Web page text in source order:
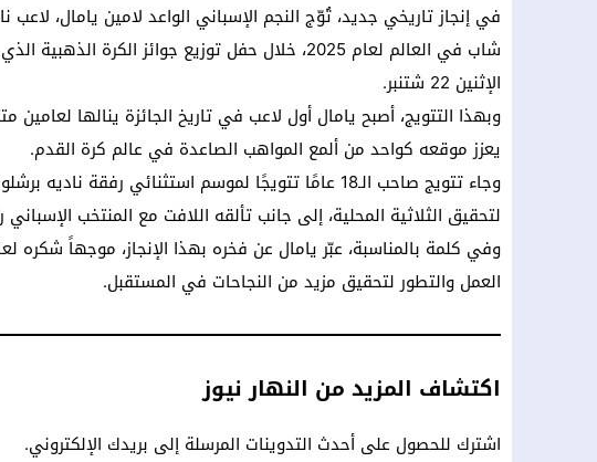
في إنجاز تاريخي جديد، تُوّج النجم الإسباني الواعد لامين يامال،
شاب في العالم لعام 2025، خلال حفل توزيع جوائز
الإثنين 22 شتنبر.
يعزز موقعه كواحد من ألمع المواهب الصاعدة في عالم كرة القدم.
وجاء تتويج صاحب الـ18 عامًا تتويجًا لموسم استثنائي
لتحقيق الثلاثية المحلية، إلى جانب تألقه اللافت مع المنتخب
وفي كلمة بالمناسبة، عبّر يامال عن فخره بهذا الإنجاز، موجهاً شكره
العمل والتطور لتحقيق مزيد من النجاحات في المستقبل.
اكتشاف المزيد من النهار نيوز
اشترك للحصول على أحدث التدوينات المرسلة إلى بريدك الإلكتروني.